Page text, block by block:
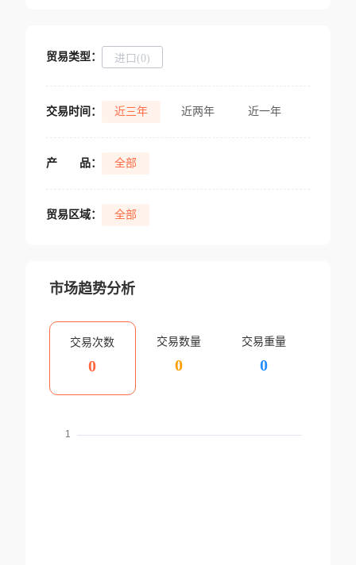
贸易类型： 进口(0)
交易时间： 近三年 近两年 近一年
产 品： 全部
贸易区域： 全部
市场趋势分析
交易次数
0
交易数量
0
交易重量
0